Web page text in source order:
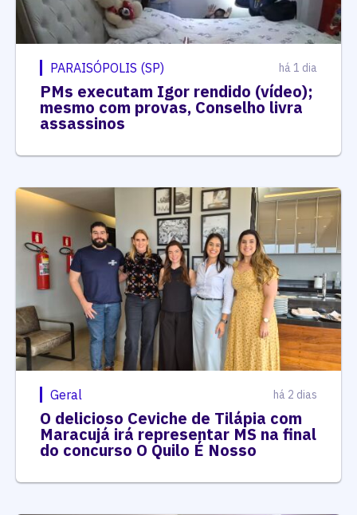
PARAISÓPOLIS (SP) há 1 dia
PMs executam Igor rendido (vídeo);
mesmo com provas, Conselho livra
assassinos
Geral há 2 dias
O delicioso Ceviche de Tilápia com
Maracujá irá representar MS na final
do concurso O Quilo É Nosso